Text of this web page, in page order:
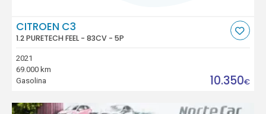
CITROEN C3
1.2 PURETECH FEEL - 83CV - 5P
2021
69.000 km
Gasolina
10.350€